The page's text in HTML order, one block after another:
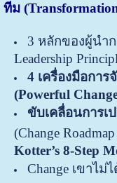
ทีม
3 หลักของผู้นำก
Leadership
4 เครื่องมือการ
(Powerful
ขับเคลื่อนการ
(Change
Kotter’s 8-Step
Change เขาไม่ไ